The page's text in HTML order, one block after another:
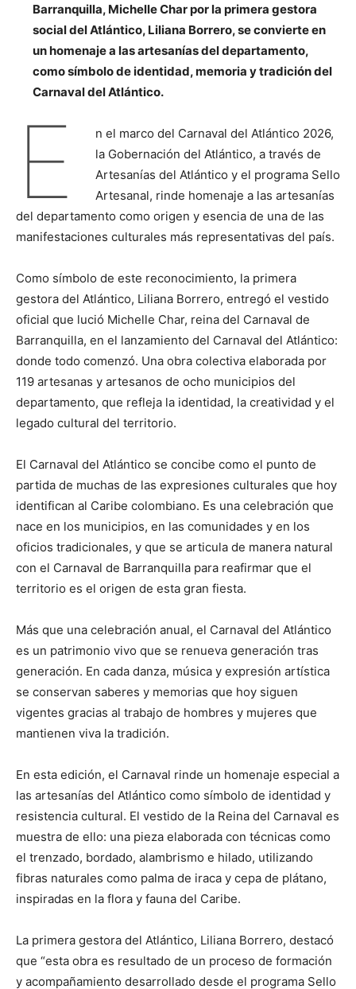
Barranquilla, Michelle Char por la primera gestora
social del Atlántico, Liliana Borrero, se convierte en
un homenaje a las artesanías del departamento,
como símbolo de identidad, memoria y tradición del
Carnaval del Atlántico.
E
n el marco del Carnaval del Atlántico 2026,
la Gobernación del Atlántico, a través de
Artesanías del Atlántico y el programa Sello
Artesanal, rinde homenaje a las artesanías
del departamento como origen y esencia de una de las
manifestaciones culturales más representativas del país.
Como símbolo de este reconocimiento, la primera
gestora del Atlántico, Liliana Borrero, entregó el vestido
oficial que lució Michelle Char, reina del Carnaval de
Barranquilla, en el lanzamiento del Carnaval del Atlántico:
donde todo comenzó. Una obra colectiva elaborada por
119 artesanas y artesanos de ocho municipios del
departamento, que refleja la identidad, la creatividad y el
legado cultural del territorio.
El Carnaval del Atlántico se concibe como el punto de
partida de muchas de las expresiones culturales que hoy
identifican al Caribe colombiano. Es una celebración que
nace en los municipios, en las comunidades y en los
oficios tradicionales, y que se articula de manera natural
con el Carnaval de Barranquilla para reafirmar que el
territorio es el origen de esta gran fiesta.
Más que una celebración anual, el Carnaval del Atlántico
es un patrimonio vivo que se renueva generación tras
generación. En cada danza, música y expresión artística
se conservan saberes y memorias que hoy siguen
vigentes gracias al trabajo de hombres y mujeres que
mantienen viva la tradición.
En esta edición, el Carnaval rinde un homenaje especial a
las artesanías del Atlántico como símbolo de identidad y
resistencia cultural. El vestido de la Reina del Carnaval es
muestra de ello: una pieza elaborada con técnicas como
el trenzado, bordado, alambrismo e hilado, utilizando
fibras naturales como palma de iraca y cepa de plátano,
inspiradas en la flora y fauna del Caribe.
La primera gestora del Atlántico, Liliana Borrero, destacó
que “esta obra es resultado de un proceso de formación
y acompañamiento desarrollado desde el programa Sello